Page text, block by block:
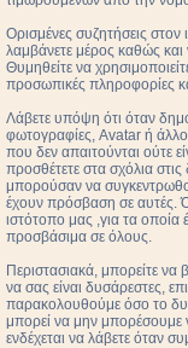
Ορισμένες συζητήσεις στον
λαμβάνετε μέρος καθώς και
Θυμηθείτε να
προσωπικές πληροφορίες
Λάβετε υπόψη ότι όταν
φωτογραφίες, Avatar ή
που δεν απαιτούνται ούτε
προσθέτετε στα σχόλια
μπορούσαν να
έχουν πρόσβαση σε αυτές.
ιστότοπο μας ,για τα οποία
προσβάσιμα σε όλους.
Περιστασιακά, μπορείτε
να σας είναι δυσάρεστες,
παρακολουθούμε όσο το
μπορεί να μην μπορέσουμε
ενδέχεται να λάβετε όταν